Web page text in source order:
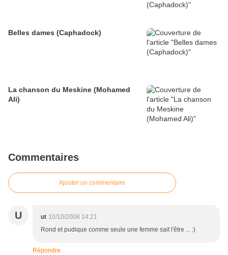
Belles dames (Caphadock)
La chanson du Meskine (Mohamed
Ali)
Commentaires
Ajouter un commentaire
U ut 10/10/2008 14:21
Rond et pudique comme seule une femme sait l'être ... :)
Répondre